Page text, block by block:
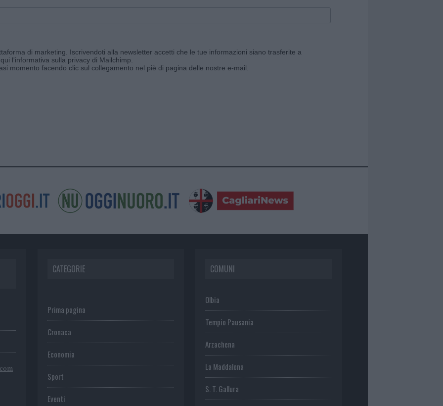
di marketing. Iscrivendoti alla newsletter accetti che le tue informazioni siano trasferite a
l'informativa sulla privacy di Mailchimp
momento facendo clic sul collegamento nel piè di pagina delle nostre e-mail.
CATEGORIE
Prima pagina
Cronaca
Economia
Sport
Eventi
COMUNI
Olbia
Tempio Pausania
Arzachena
La Maddalena
S. T. Gallura